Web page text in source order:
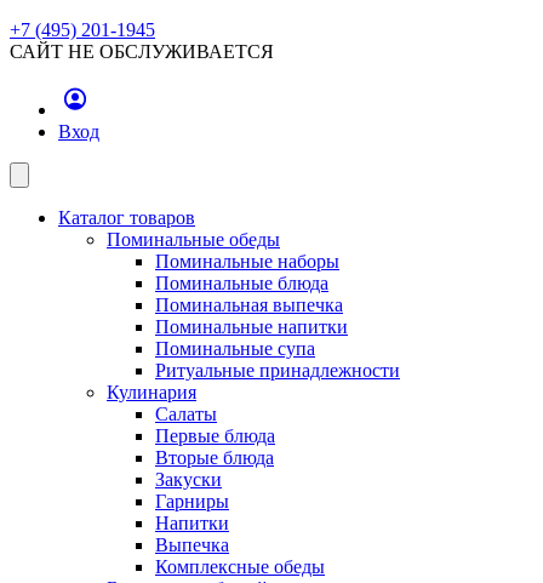
+7 (495) 201-1945
САЙТ НЕ ОБСЛУЖИВАЕТСЯ
Вход
Каталог товаров
Поминальные обеды
Поминальные наборы
Поминальные блюда
Поминальная выпечка
Поминальные напитки
Поминальные супа
Ритуальные принадлежности
Кулинария
Салаты
Первые блюда
Вторые блюда
Закуски
Гарниры
Напитки
Выпечка
Комплексные обеды